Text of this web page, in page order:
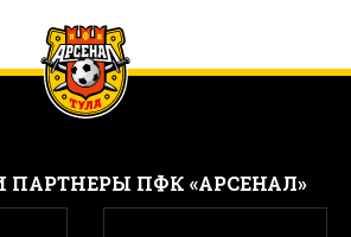
ПАРТНЕРЫ ПФК «АРСЕНАЛ»